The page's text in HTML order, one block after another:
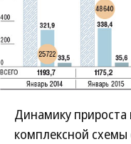
Динамику
комплексной